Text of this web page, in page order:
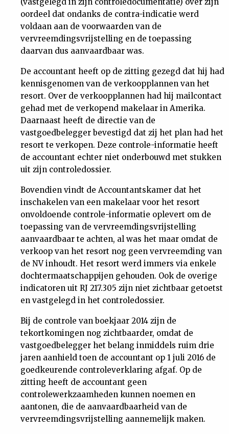
oordeel dat ondanks de contra-indicatie werd
voldaan aan de voorwaarden van de
vervreemdingsvrijstelling en de toepassing
daarvan dus aanvaardbaar was.
De accountant heeft op de zitting gezegd dat hij had
kennisgenomen van de verkoopplannen van het
resort. Over de verkoopplannen had hij mailcontact
gehad met de verkopend makelaar in Amerika.
Daarnaast heeft de directie van de
vastgoedbelegger bevestigd dat zij het plan had het
resort te verkopen. Deze controle-informatie heeft
de accountant echter niet onderbouwd met stukken
uit zijn controledossier.
Bovendien vindt de Accountantskamer dat het
inschakelen van een makelaar voor het resort
onvoldoende controle-informatie oplevert om de
toepassing van de vervreemdingsvrijstelling
aanvaardbaar te achten, al was het maar omdat de
verkoop van het resort nog geen vervreemding van
de NV inhoudt. Het resort werd immers via enkele
dochtermaatschappijen gehouden. Ook de overige
indicatoren uit RJ 217.305 zijn niet zichtbaar getoetst
en vastgelegd in het controledossier.
Bij de controle van boekjaar 2014 zijn de
tekortkomingen nog zichtbaarder, omdat de
vastgoedbelegger het belang inmiddels ruim drie
jaren aanhield toen de accountant op 1 juli 2016 de
goedkeurende controleverklaring afgaf. Op de
zitting heeft de accountant geen
controlewerkzaamheden kunnen noemen en
aantonen, die de aanvaardbaarheid van de
vervreemdingsvrijstelling aannemelijk maken.